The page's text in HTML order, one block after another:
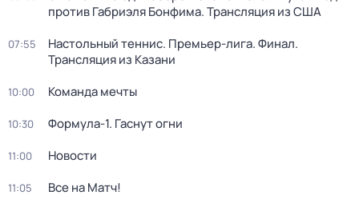
против Габриэля Бонфима. Трансляция из США
07:55
Настольный теннис. Премьер-лига. Финал.
Трансляция из Казани
10:00 Команда мечты
10:30 Формула-1. Гаснут огни
11:00 Новости
11:05 Все на Матч!